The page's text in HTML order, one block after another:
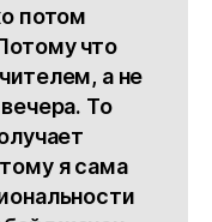
потом
что
а не
То
я сама